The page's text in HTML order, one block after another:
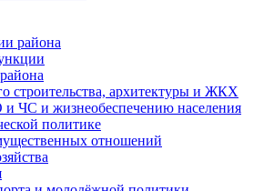
района
строительства, архитектуры и ЖКХ
ЧС и жизнеобеспечению населения
политике
отношений